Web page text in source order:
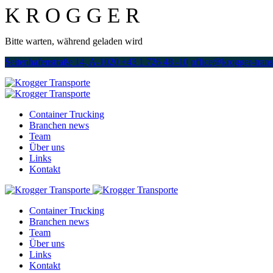
K R O G G E R
Bitte warten, während geladen wird
Seitenhafenstraße 14, A-1020 +43 1 726 48 -10 office@krogger-
Container Trucking
Branchen news
Team
Über uns
Links
Kontakt
Container Trucking
Branchen news
Team
Über uns
Links
Kontakt